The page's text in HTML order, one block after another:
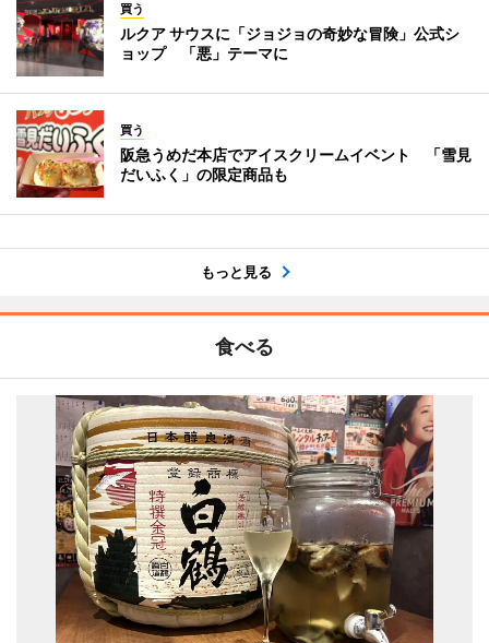
買う
ルクア サウスに「ジョジョの奇妙な冒険」公式シ
ョップ 「悪」テーマに
買う
阪急うめだ本店でアイスクリームイベント 「雪見
だいふく」の限定商品も
もっと見る
食べる